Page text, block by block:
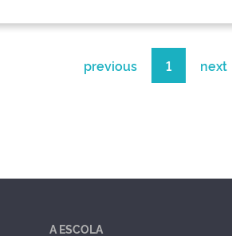
previous 1 next
A ESCOLA